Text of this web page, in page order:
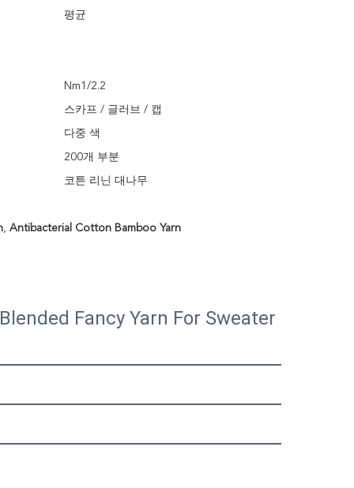
평균
Nm1/2.2
스카프 / 글러브 / 캡
다중 색
200개 부분
코튼 리닌 대나무
, Antibacterial Cotton Bamboo Yarn
Fancy Yarn For Sweater